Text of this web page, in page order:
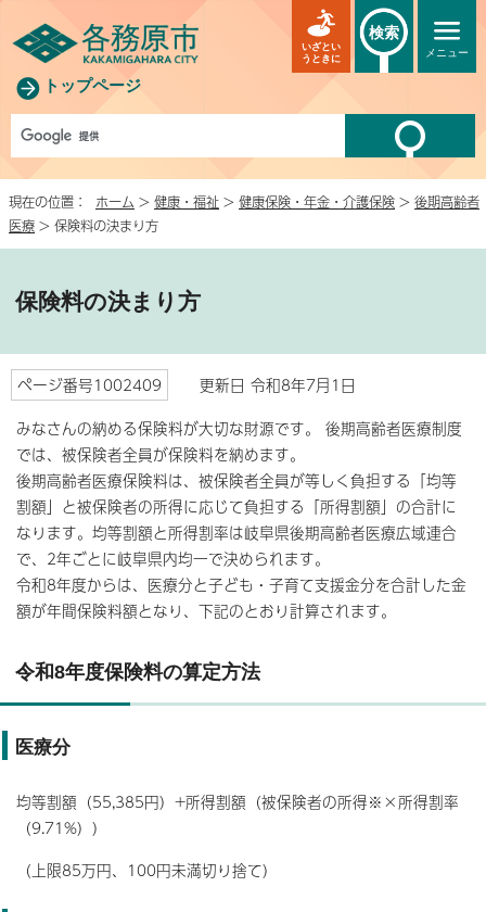
トップページ
メニュー
いざとい
うときに
検索
現在の位置： ホーム > 健康・福祉 > 健康保険・年金・介護保険 > 後期高齢者
医療 > 保険料の決まり方
保険料の決まり方
ページ番号1002409
更新日 令和8年7月1日
みなさんの納める保険料が大切な財源です。 後期高齢者医療制度
では、被保険者全員が保険料を納めます。
後期高齢者医療保険料は、被保険者全員が等しく負担する「均等
割額」と被保険者の所得に応じて負担する「所得割額」の合計に
なります。均等割額と所得割率は岐阜県後期高齢者医療広域連合
で、2年ごとに岐阜県内均一で決められます。
令和8年度からは、医療分と子ども・子育て支援金分を合計した金
額が年間保険料額となり、下記のとおり計算されます。
令和8年度保険料の算定方法
医療分
均等割額（55,385円）+所得割額（被保険者の所得※×所得割率
（9.71%））
（上限85万円、100円未満切り捨て）